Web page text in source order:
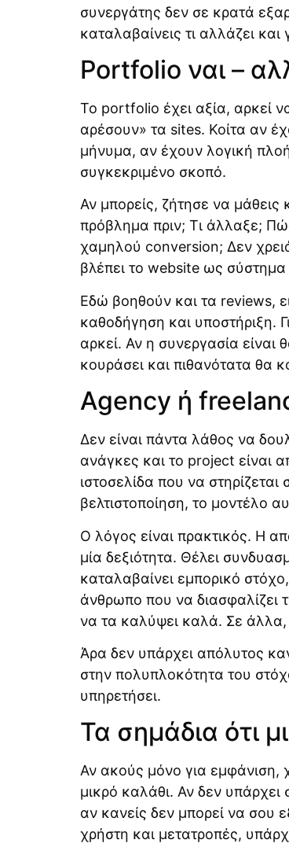
συνεργάτης δεν σε κρατά
καταλαβαίνεις τι αλλάζει και
Portfolio ναι –
Το portfolio έχει αξία, αρκεί
αρέσουν» τα sites. Κοίτα αν
μήνυμα, αν έχουν λογική
συγκεκριμένο σκοπό.
Αν μπορείς, ζήτησε να μάθεις
πρόβλημα πριν; Τι άλλαξε;
χαμηλού conversion; Δεν
βλέπει το website ως
Εδώ βοηθούν και τα reviews,
καθοδήγηση και υποστήριξη.
αρκεί. Αν η συνεργασία
κουράσει και πιθανότατα θα
Agency ή
Δεν είναι πάντα λάθος να
ανάγκες και το project είναι
ιστοσελίδα που να
βελτιστοποίηση, το μοντέλο
Ο λόγος είναι πρακτικός. Η
μία δεξιότητα. Θέλει
καταλαβαίνει εμπορικό
άνθρωπο που να διασφαλίζει
να τα καλύψει καλά. Σε άλλα,
Άρα δεν υπάρχει απόλυτος
στην πολυπλοκότητα του
υπηρετήσει.
Τα σημάδια ότι
Αν ακούς μόνο για εμφάνιση,
μικρό καλάθι. Αν δεν υπάρχει
αν κανείς δεν μπορεί να σου
χρήστη και μετατροπές,